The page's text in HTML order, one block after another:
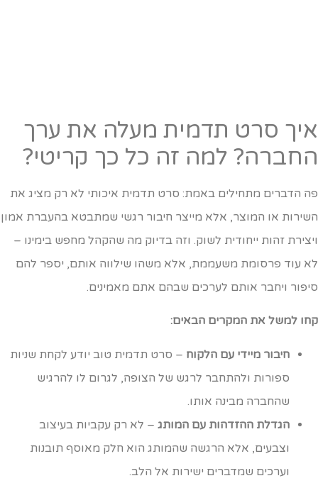
סרט תדמית מעלה את ערך
למה זה כל כך קריטי?
הדברים מתחילים באמת: סרט תדמית איכותי לא רק מציג את
או המוצר, אלא מייצר חיבור רגשי שמתבטא בהעברת אמון
זהות ייחודית לשוק. וזה בדיוק מה שהקהל מחפש בימינו –
עוד פרסומת משעממת, אלא משהו שילווה אותם, יספר להם
ויחבר אותם לערכים שבהם אתם מאמינים.
למשל את המקרים הבאים:
חיבור מיידי עם הלקוח– סרט תדמית טוב יודע לקחת שניות
ספורות ולהתחבר לרגש של הצופה, לגרום לו להרגיש
שהחברה מבינה אותו.
הגדלת ההזדהות עם המותג– לא רק עקביות בעיצוב
וצבעים, אלא הרגשה שהמותג הוא חלק מאוסף תובנות
וערכים שמדברים ישירות אל הלב.